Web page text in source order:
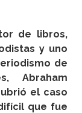
de libros,
y uno
de
Abraham
el caso
que fue